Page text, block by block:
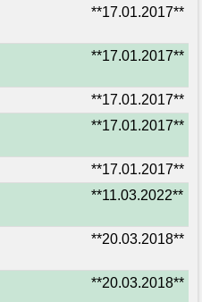
**17.01.2017**
**17.01.2017**
**17.01.2017**
**17.01.2017**
**17.01.2017**
**11.03.2022**
**20.03.2018**
**20.03.2018**